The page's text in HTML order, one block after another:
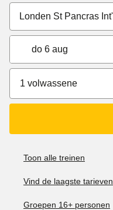
do 6 aug
1 volwassene
Toon alle treinen
Vind de laagste tarieven
Groepen 16+ personen